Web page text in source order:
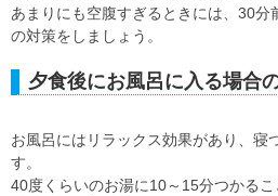
あまりにも空腹すぎるときには、30分
の対策をしましょう。
夕食後にお風呂に入る場合
お風呂にはリラックス効果があり、寝
す。
40度くらいのお湯に10～15分つかる